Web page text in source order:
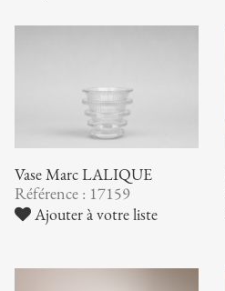
Vase Marc LALIQUE
Référence : 17159
Ajouter à votre liste